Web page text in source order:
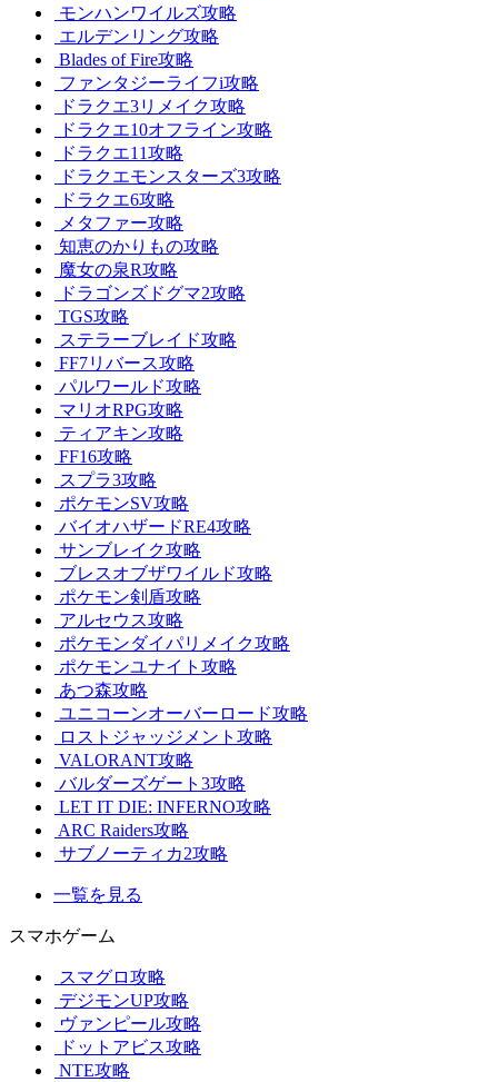
モンハンワイルズ攻略
エルデンリング攻略
Blades of Fire攻略
ファンタジーライフi攻略
ドラクエ3リメイク攻略
ドラクエ10オフライン攻略
ドラクエ11攻略
ドラクエモンスターズ3攻略
ドラクエ6攻略
メタファー攻略
知恵のかりもの攻略
魔女の泉R攻略
ドラゴンズドグマ2攻略
TGS攻略
ステラーブレイド攻略
FF7リバース攻略
パルワールド攻略
マリオRPG攻略
ティアキン攻略
FF16攻略
スプラ3攻略
ポケモンSV攻略
バイオハザードRE4攻略
サンブレイク攻略
ブレスオブザワイルド攻略
ポケモン剣盾攻略
アルセウス攻略
ポケモンダイパリメイク攻略
ポケモンユナイト攻略
あつ森攻略
ユニコーンオーバーロード攻略
ロストジャッジメント攻略
VALORANT攻略
バルダーズゲート3攻略
LET IT DIE: INFERNO攻略
ARC Raiders攻略
サブノーティカ2攻略
一覧を見る
スマホゲーム
スマグロ攻略
デジモンUP攻略
ヴァンピール攻略
ドットアビス攻略
NTE攻略